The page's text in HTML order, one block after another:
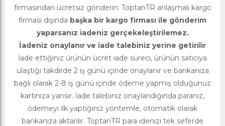
firmasından ücretsiz gönderin. ToptanTR anlaşmalı kargo
firması dışında başka bir kargo firması ile gönderim
yaparsanız iadeniz gerçekeleştirilemez.
İadeniz onaylanır ve iade talebiniz yerine getirilir
İade ettiğiniz ürünün ücret iade süreci, ürünün satıcıya
ulaştığı takdirde 2 iş günü içinde onaylanır ve bankanıza
bağlı olarak 2-8 iş günü içinde ödeme yapmış olduğunuz
kartınıza yansır. İade talebiniz onaylandığında paranız,
ödemeyi ilk yaptığınız yöntemle, otomatik olarak
bankanıza aktarılır. ToptanTR para idenizi tek seferde